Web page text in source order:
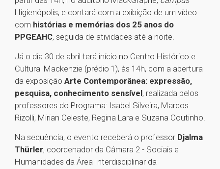
Higienópolis, e contará com a exibição de um vídeo
com histórias e memórias dos 25 anos do
PPGEAHC, seguida de atividades até a noite.
Já o dia 30 de abril terá início no Centro Histórico e
Cultural Mackenzie (prédio 1), às 14h, com a abertura
da exposição Arte Contemporânea: expressão,
pesquisa, conhecimento sensível, realizada pelos
professores do Programa: Isabel Silveira, Marcos
Rizolli, Mirian Celeste, Regina Lara e Suzana Coutinho.
Na sequência, o evento receberá o professor Djalma
Thürler, coordenador da Câmara 2 - Sociais e
Humanidades da Área Interdisciplinar da